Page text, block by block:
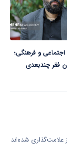
اجتماعی و فرهنگی؛
فقر چندبعدی
شده‌اند